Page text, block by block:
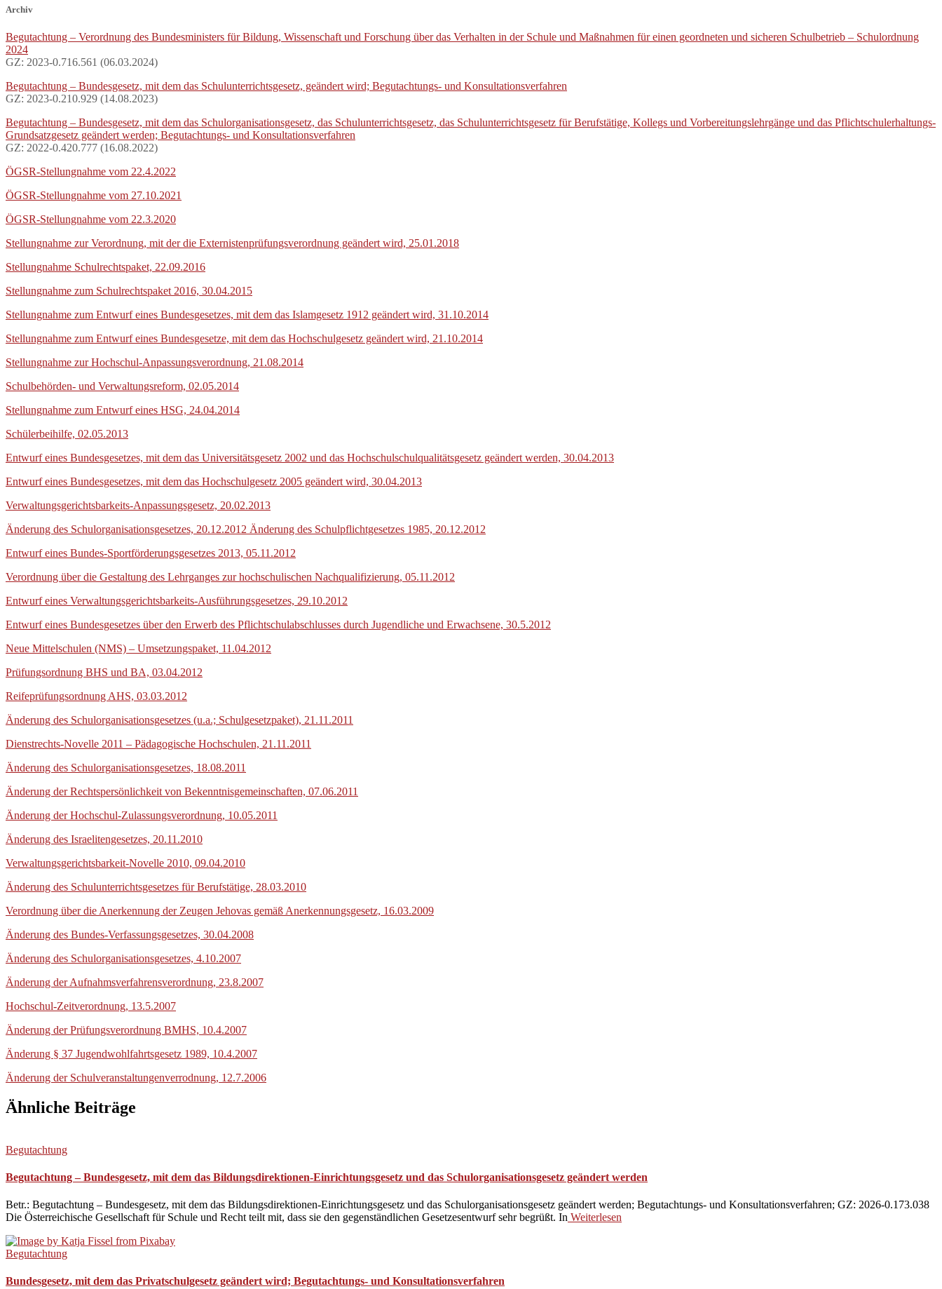
Archiv
Begutachtung – Verordnung des Bundesministers für Bildung, Wissenschaft und Forschung über das Verhalten in der Schule und Maßnahmen für einen geordneten und sicheren Schulbetrieb – Schulordnung
2024
GZ: 2023-0.716.561 (06.03.2024)
Begutachtung – Bundesgesetz, mit dem das Schulunterrichtsgesetz, geändert wird; Begutachtungs- und Konsultationsverfahren
GZ: 2023-0.210.929 (14.08.2023)
Begutachtung – Bundesgesetz, mit dem das Schulorganisationsgesetz, das Schulunterrichtsgesetz, das Schulunterrichtsgesetz für Berufstätige, Kollegs und Vorbereitungslehrgänge und das Pflichtschulerhaltungs-
Grundsatzgesetz geändert werden; Begutachtungs- und Konsultationsverfahren
GZ: 2022-0.420.777 (16.08.2022)
ÖGSR-Stellungnahme vom 22.4.2022
ÖGSR-Stellungnahme vom 27.10.2021
ÖGSR-Stellungnahme vom 22.3.2020
Stellungnahme zur Verordnung, mit der die Externistenprüfungsverordnung geändert wird, 25.01.2018
Stellungnahme Schulrechtspaket, 22.09.2016
Stellungnahme zum Schulrechtspaket 2016, 30.04.2015
Stellungnahme zum Entwurf eines Bundesgesetzes, mit dem das Islamgesetz 1912 geändert wird, 31.10.2014
Stellungnahme zum Entwurf eines Bundesgesetze, mit dem das Hochschulgesetz geändert wird, 21.10.2014
Stellungnahme zur Hochschul-Anpassungsverordnung, 21.08.2014
Schulbehörden- und Verwaltungsreform, 02.05.2014
Stellungnahme zum Entwurf eines HSG, 24.04.2014
Schülerbeihilfe, 02.05.2013
Entwurf eines Bundesgesetzes, mit dem das Universitätsgesetz 2002 und das Hochschulschulqualitätsgesetz geändert werden, 30.04.2013
Entwurf eines Bundesgesetzes, mit dem das Hochschulgesetz 2005 geändert wird, 30.04.2013
Verwaltungsgerichtsbarkeits-Anpassungsgesetz, 20.02.2013
Änderung des Schulorganisationsgesetzes, 20.12.2012 Änderung des Schulpflichtgesetzes 1985, 20.12.2012
Entwurf eines Bundes-Sportförderungsgesetzes 2013, 05.11.2012
Verordnung über die Gestaltung des Lehrganges zur hochschulischen Nachqualifizierung, 05.11.2012
Entwurf eines Verwaltungsgerichtsbarkeits-Ausführungsgesetzes, 29.10.2012
Entwurf eines Bundesgesetzes über den Erwerb des Pflichtschulabschlusses durch Jugendliche und Erwachsene, 30.5.2012
Neue Mittelschulen (NMS) – Umsetzungspaket, 11.04.2012
Prüfungsordnung BHS und BA, 03.04.2012
Reifeprüfungsordnung AHS, 03.03.2012
Änderung des Schulorganisationsgesetzes (u.a.; Schulgesetzpaket), 21.11.2011
Dienstrechts-Novelle 2011 – Pädagogische Hochschulen, 21.11.2011
Änderung des Schulorganisationsgesetzes, 18.08.2011
Änderung der Rechtspersönlichkeit von Bekenntnisgemeinschaften, 07.06.2011
Änderung der Hochschul-Zulassungsverordnung, 10.05.2011
Änderung des Israelitengesetzes, 20.11.2010
Verwaltungsgerichtsbarkeit-Novelle 2010, 09.04.2010
Änderung des Schulunterrichtsgesetzes für Berufstätige, 28.03.2010
Verordnung über die Anerkennung der Zeugen Jehovas gemäß Anerkennungsgesetz, 16.03.2009
Änderung des Bundes-Verfassungsgesetzes, 30.04.2008
Änderung des Schulorganisationsgesetzes, 4.10.2007
Änderung der Aufnahmsverfahrensverordnung, 23.8.2007
Hochschul-Zeitverordnung, 13.5.2007
Änderung der Prüfungsverordnung BMHS, 10.4.2007
Änderung § 37 Jugendwohlfahrtsgesetz 1989, 10.4.2007
Änderung der Schulveranstaltungenverrodnung, 12.7.2006
Ähnliche Beiträge
Begutachtung
Begutachtung – Bundesgesetz, mit dem das Bildungsdirektionen-Einrichtungsgesetz und das Schulorganisationsgesetz geändert werden
Betr.: Begutachtung – Bundesgesetz, mit dem das Bildungsdirektionen-Einrichtungsgesetz und das Schulorganisationsgesetz geändert werden; Begutachtungs- und Konsultationsverfahren; GZ: 2026-0.173.038
Die Österreichische Gesellschaft für Schule und Recht teilt mit, dass sie den gegenständlichen Gesetzesentwurf sehr begrüßt. In Weiterlesen
Begutachtung
Bundesgesetz, mit dem das Privatschulgesetz geändert wird; Begutachtungs- und Konsultationsverfahren